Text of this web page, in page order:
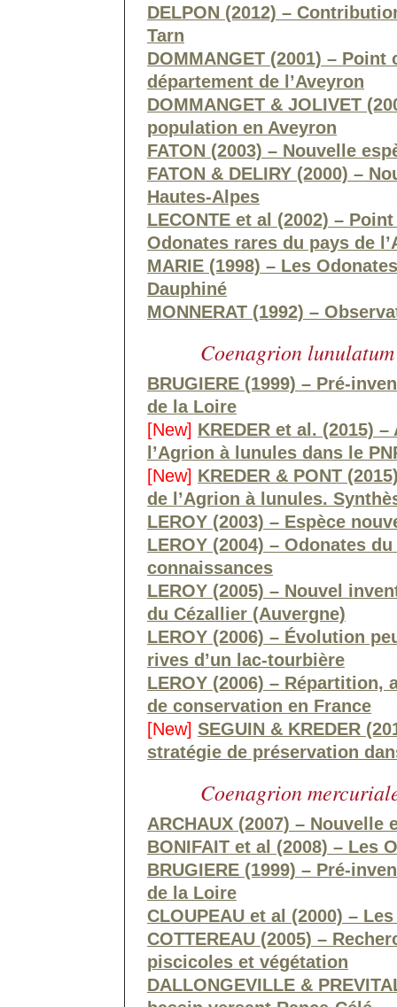
DELPON (2012) –
Tarn
DOMMANGET (2001) –
département de l’Aveyron
DOMMANGET & JOLIVET
population en Aveyron
FATON (2003) – Nouvelle
FATON & DELIRY (2000) –
Hautes-Alpes
LECONTE et al (2002) –
Odonates rares du pays de
MARIE (1998) – Les
Dauphiné
MONNERAT (1992) –
Coenagrion lunulatum
BRUGIERE (1999) – Pré-
de la Loire
[New] KREDER et al. (2015)
l’Agrion à lunules dans le
[New] KREDER & PONT
de l’Agrion à lunules.
LEROY (2003) – Espèce
LEROY (2004) – Odonates
connaissances
LEROY (2005) – Nouvel
du Cézallier (Auvergne)
LEROY (2006) – Évolution
rives d’un lac-tourbière
LEROY (2006) – Répartition,
de conservation en France
[New] SEGUIN & KREDER
stratégie de préservation
Coenagrion
ARCHAUX (2007) –
BONIFAIT et al (2008) – Les
BRUGIERE (1999) – Pré-
de la Loire
CLOUPEAU et al (2000) –
COTTEREAU (2005) –
piscicoles et végétation
DALLONGEVILLE &